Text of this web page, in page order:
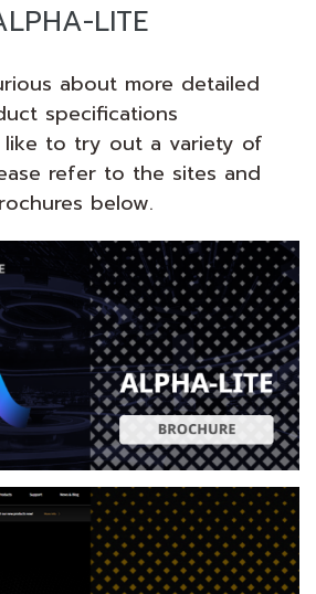
LITE
about more detailed
specifications
to try out a variety of
refer to the sites and
below.